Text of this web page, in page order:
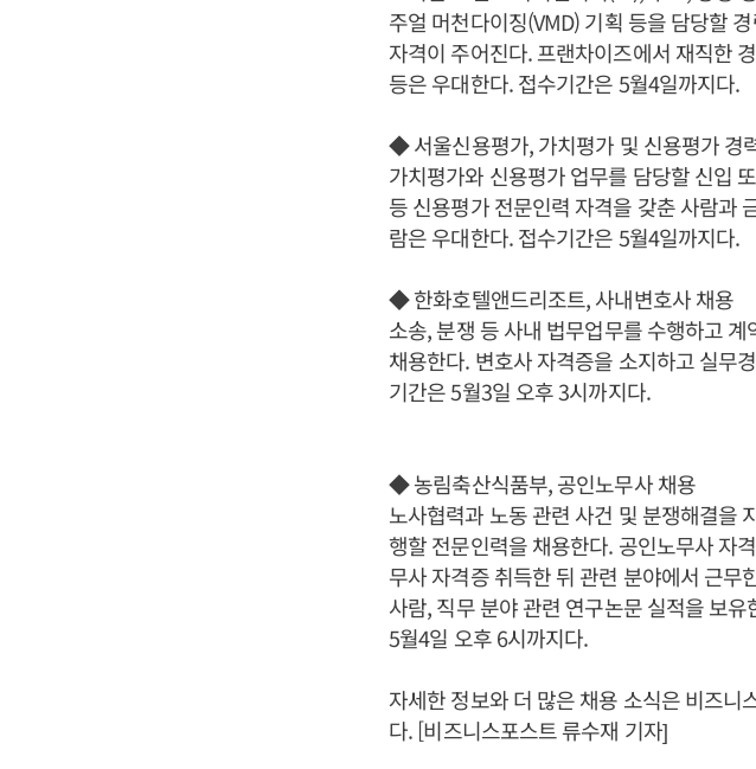
주얼 머천다이징(VMD) 기획 등을 담당할
자격이 주어진다. 프랜차이즈에서 재직한
등은 우대한다. 접수기간은 5월4일까지다.
◆ 서울신용평가, 가치평가 및 신용평가 경
가치평가와 신용평가 업무를 담당할 신입
등 신용평가 전문인력 자격을 갖춘 사람과
람은 우대한다. 접수기간은 5월4일까지다.
◆ 한화호텔앤드리조트, 사내변호사 채용
소송, 분쟁 등 사내 법무업무를 수행하고
채용한다. 변호사 자격증을 소지하고 실무
기간은 5월3일 오후 3시까지다.
◆ 농림축산식품부, 공인노무사 채용
노사협력과 노동 관련 사건 및 분쟁해결을
행할 전문인력을 채용한다. 공인노무사 자
무사 자격증 취득한 뒤 관련 분야에서 근무
사람, 직무 분야 관련 연구논문 실적을 보
5월4일 오후 6시까지다.
자세한 정보와 더 많은 채용 소식은 비즈
다. [비즈니스포스트 류수재 기자]